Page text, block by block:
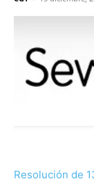
Resolución de